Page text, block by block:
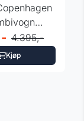
4.395,-
Kjøp